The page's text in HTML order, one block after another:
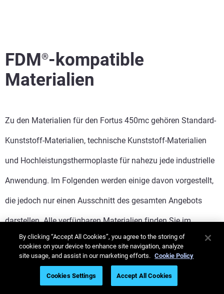
FDM®-kompatible
Materialien
Zu den Materialien für den Fortus 450mc gehören Standard-
Kunststoff-Materialien, technische Kunststoff-Materialien
und Hochleistungsthermoplaste für nahezu jede industrielle
Anwendung. Im Folgenden werden einige davon vorgestellt,
die jedoch nur einen Ausschnitt des gesamten Angebots
darstellen. Alle verfügbaren Materialien finden Sie im
Datenblatt des Druckers.
By clicking “Accept All Cookies”, you agree to the storing of
cookies on your device to enhance site navigation, analyze
site usage, and assist in our marketing efforts. Cookie Policy
Cookies Settings Accept All Cookies